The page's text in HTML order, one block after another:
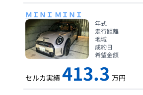
ＭＩＮＩ ＭＩＮＩ
年式
走行距離
地域
成約日
希望金額
セルカ実績 413.3 万円